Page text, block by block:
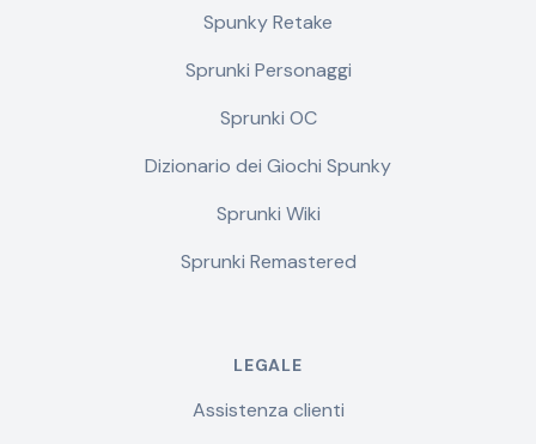
Spunky Retake
Sprunki Personaggi
Sprunki OC
Dizionario dei Giochi Spunky
Sprunki Wiki
Sprunki Remastered
LEGALE
Assistenza clienti